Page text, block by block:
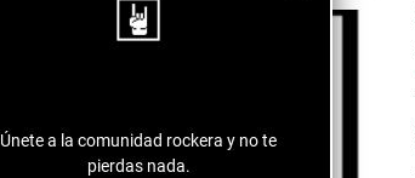
Únete a la comunidad rockera y no te
pierdas nada.